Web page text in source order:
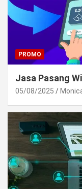
PROMO
Jasa Pasang
05/08/2025